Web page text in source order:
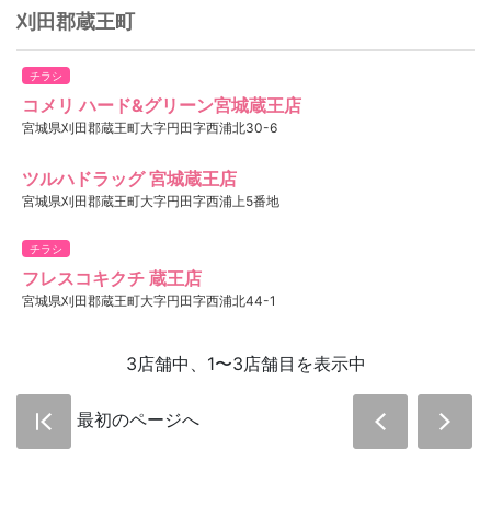
刈田郡蔵王町
チラシ
コメリ ハード&グリーン宮城蔵王店
宮城県刈田郡蔵王町大字円田字西浦北30-6
ツルハドラッグ 宮城蔵王店
宮城県刈田郡蔵王町大字円田字西浦上5番地
チラシ
フレスコキクチ 蔵王店
宮城県刈田郡蔵王町大字円田字西浦北44-1
3店舗中、1〜3店舗目を表示中
最初のページへ